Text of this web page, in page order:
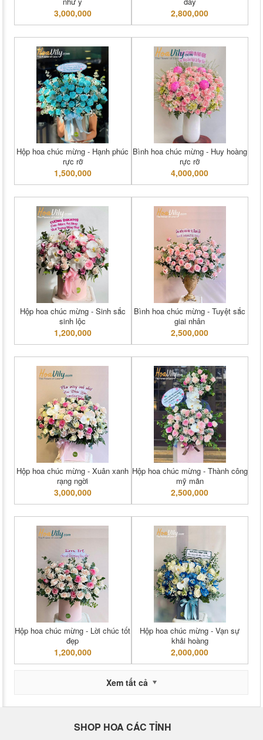
3,000,000 2,800,000
Hộp hoa chúc mừng - Hạnh phúc
rực rỡ
1,500,000
Bình hoa chúc mừng - Huy hoàng
rực rỡ
4,000,000
Hộp hoa chúc mừng - Sinh sắc
sinh lộc
1,200,000
Bình hoa chúc mừng - Tuyệt sắc
giai nhân
2,500,000
Hộp hoa chúc mừng - Xuân xanh
rạng ngời
3,000,000
Hộp hoa chúc mừng - Thành công
mỹ mãn
2,500,000
Hộp hoa chúc mừng - Lời chúc tốt
đẹp
1,200,000
Hộp hoa chúc mừng - Vạn sự
khải hoàng
2,000,000
Xem tất cả
SHOP HOA CÁC TỈNH